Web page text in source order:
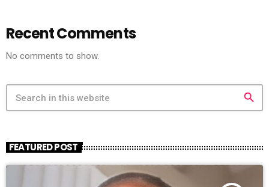
Recent Comments
No comments to show.
search
FEATURED POST